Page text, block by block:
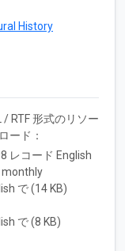
History
RTF 形式のリソー
ード：
レコード English
monthly
で (14 KB)
で (8 KB)